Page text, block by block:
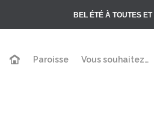
BEL ÉTÉ À TOUTES ET
Paroisse Vous souhaitez…